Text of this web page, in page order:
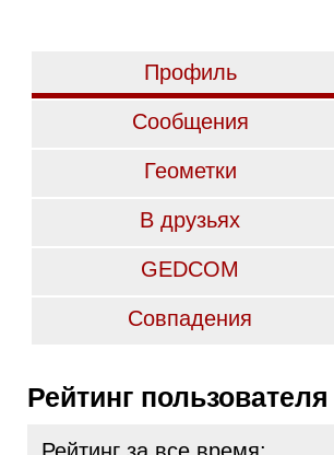
Профиль
Сообщения
Геометки
В друзьях
GEDCOM
Совпадения
Рейтинг пользователя